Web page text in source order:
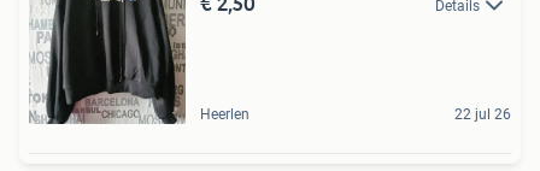
Details
Heerlen 22 jul 26